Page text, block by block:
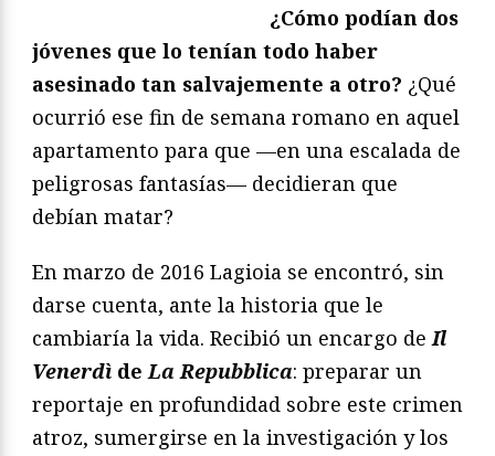
¿Cómo podían dos
jóvenes que lo tenían todo haber
asesinado tan salvajemente a otro? ¿Qué
ocurrió ese fin de semana romano en aquel
apartamento para que —en una escalada de
peligrosas fantasías— decidieran que
debían matar?
En marzo de 2016 Lagioia se encontró, sin
darse cuenta, ante la historia que le
cambiaría la vida. Recibió un encargo deIl
Venerdì deLa Repubblica: preparar un
reportaje en profundidad sobre este crimen
atroz, sumergirse en la investigación y los